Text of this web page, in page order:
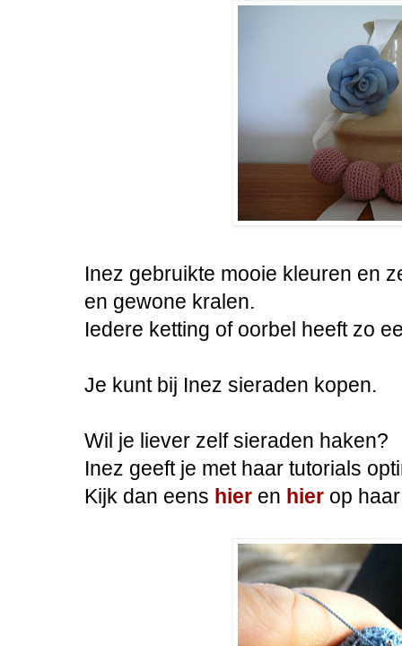
Inez gebruikte mooie kleuren en
en gewone kralen.
Iedere ketting of oorbel heeft zo
Je kunt bij Inez sieraden kopen.
Wil je liever zelf sieraden haken?
Inez geeft je met haar tutorials
Kijk dan eens hier en hier op